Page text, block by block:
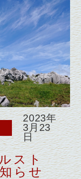
2023年
3月23
日
ルスト
らせ